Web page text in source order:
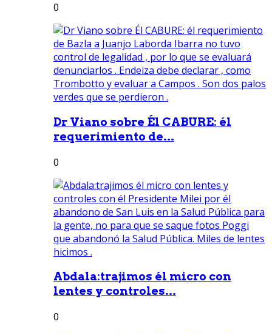
0
Dr Viano sobre Él CABURE: él
requerimiento de...
0
Abdala:trajimos él micro con
lentes y controles...
0